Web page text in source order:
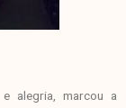
alegria, marcou a